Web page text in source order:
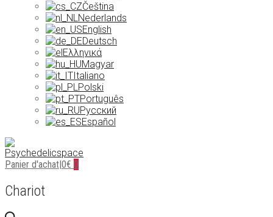
Čeština
Nederlands
English
Deutsch
Ελληνικά
Magyar
Italiano
Polski
Português
Русский
Español
Panier d'achat|0€ 0
Chariot